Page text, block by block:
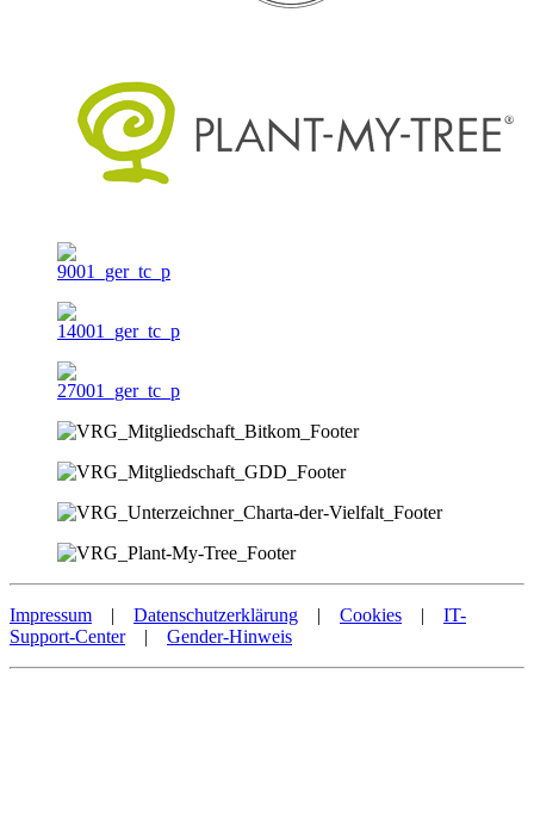
Impressum | Datenschutzerklärung | Cookies | IT-
Support-Center| Gender-Hinweis